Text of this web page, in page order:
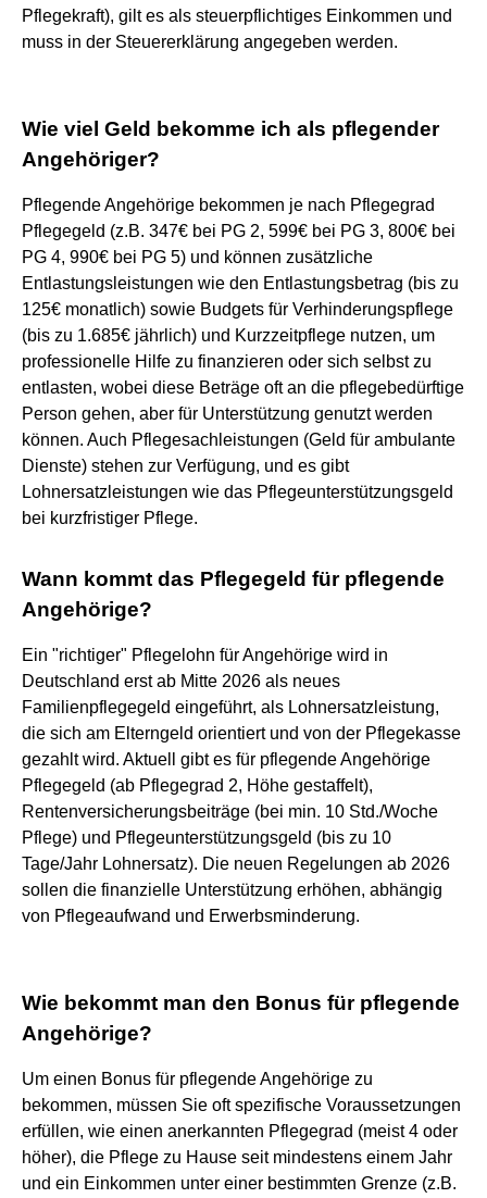
Pflegekraft), gilt es als steuerpflichtiges Einkommen und
muss in der Steuererklärung angegeben werden.
Wie viel Geld bekomme ich als pflegender
Angehöriger?
Pflegende Angehörige bekommen je nach Pflegegrad
Pflegegeld (z.B. 347€ bei PG 2, 599€ bei PG 3, 800€ bei
PG 4, 990€ bei PG 5) und können zusätzliche
Entlastungsleistungen wie den Entlastungsbetrag (bis zu
125€ monatlich) sowie Budgets für Verhinderungspflege
(bis zu 1.685€ jährlich) und Kurzzeitpflege nutzen, um
professionelle Hilfe zu finanzieren oder sich selbst zu
entlasten, wobei diese Beträge oft an die pflegebedürftige
Person gehen, aber für Unterstützung genutzt werden
können. Auch Pflegesachleistungen (Geld für ambulante
Dienste) stehen zur Verfügung, und es gibt
Lohnersatzleistungen wie das Pflegeunterstützungsgeld
bei kurzfristiger Pflege.
Wann kommt das Pflegegeld für pflegende
Angehörige?
Ein "richtiger" Pflegelohn für Angehörige wird in
Deutschland erst ab Mitte 2026 als neues
Familienpflegegeld eingeführt, als Lohnersatzleistung,
die sich am Elterngeld orientiert und von der Pflegekasse
gezahlt wird. Aktuell gibt es für pflegende Angehörige
Pflegegeld (ab Pflegegrad 2, Höhe gestaffelt),
Rentenversicherungsbeiträge (bei min. 10 Std./Woche
Pflege) und Pflegeunterstützungsgeld (bis zu 10
Tage/Jahr Lohnersatz). Die neuen Regelungen ab 2026
sollen die finanzielle Unterstützung erhöhen, abhängig
von Pflegeaufwand und Erwerbsminderung.
Wie bekommt man den Bonus für pflegende
Angehörige?
Um einen Bonus für pflegende Angehörige zu
bekommen, müssen Sie oft spezifische Voraussetzungen
erfüllen, wie einen anerkannten Pflegegrad (meist 4 oder
höher), die Pflege zu Hause seit mindestens einem Jahr
und ein Einkommen unter einer bestimmten Grenze (z.B.